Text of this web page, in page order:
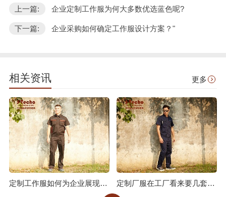
上一篇: 企业定制工作服为何大多数优选蓝色呢?
下一篇: 企业采购如何确定工作服设计方案？"
相关资讯 更多
定制工作服如何为企业展现价值? 定制厂服在工厂看来要几套合适?